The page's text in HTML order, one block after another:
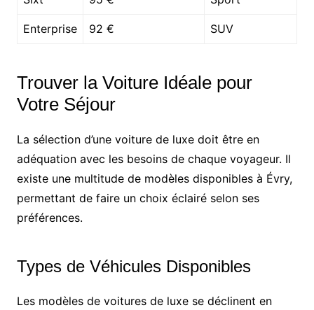
Enterprise 92 € SUV
Trouver la Voiture Idéale pour
Votre Séjour
La sélection d’une voiture de luxe doit être en
adéquation avec les besoins de chaque voyageur. Il
existe une multitude de modèles disponibles à Évry,
permettant de faire un choix éclairé selon ses
préférences.
Types de Véhicules Disponibles
Les modèles de voitures de luxe se déclinent en